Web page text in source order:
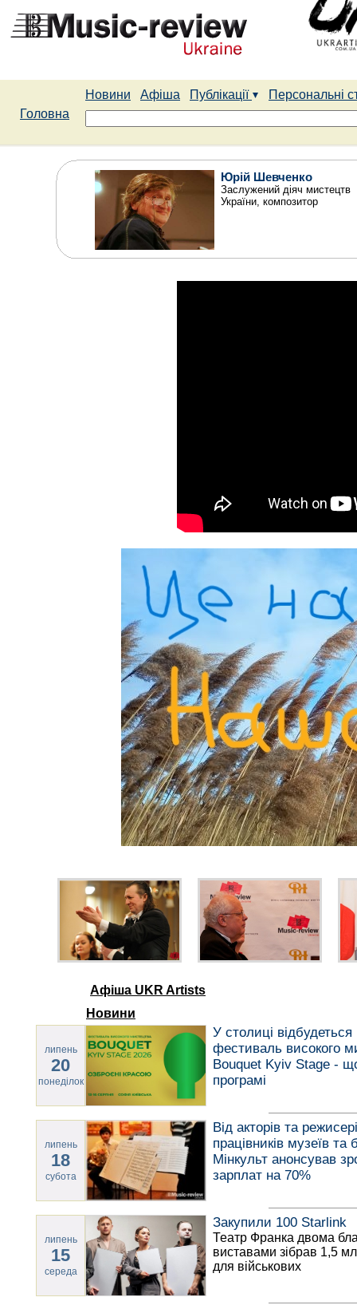
Новини Афіша Публікації
Персональні
Головна
Юрій Шевченко
Заслужений діяч мистецтв
України, композитор
Афіша UKR Artists
Новини
липень
20
понеділок
У столиці відбудеться
фестиваль високого
Bouquet Kyiv Stage -
програмі
липень
18
субота
Від акторів та
працівників музеїв та
Мінкульт анонсував
зарплат на 70%
липень
15
середа
Закупили 100 Starlink
Театр Франка двома
виставами зібрав 1,5
для військових